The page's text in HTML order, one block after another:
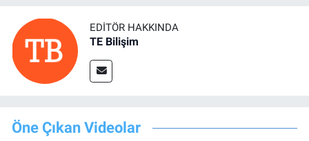
EDITÖR HAKKINDA
TE Bilişim
Öne Çıkan Videolar